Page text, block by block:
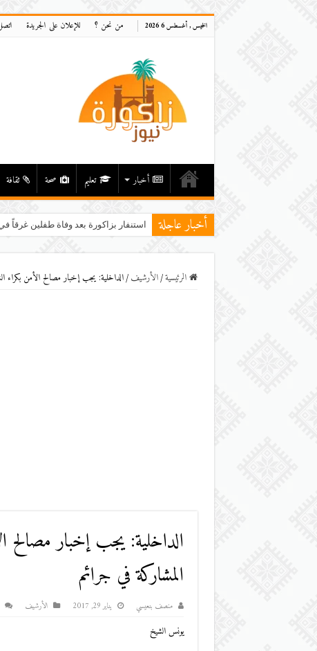
الخميس , أغسطس 6 2026 من نحن ؟ للإعلان على الجريدة
أخبار تعليم صحة ثقافة
أخبار عاجلة استنفار بزاكورة بعد وفاة طفلين غرقاً
الرئيسية/اﻷرشيف/الداخلية: يجب إخبار مصالح الأمن بكراء
الداخلية: يجب إخبار مصالح
المشاركة في جرائم
منصف بنعيسي يناير 29, 2017 اﻷرشيف
يونس الشيخ